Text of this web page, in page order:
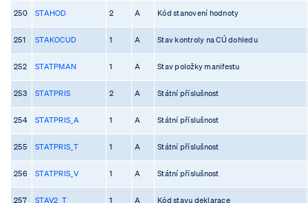
250 STAHOD 2 A Kód stanovení hodnoty
251 STAKOCUD 1 A Stav kontroly na CÚ dohledu
252 STATPMAN 1 A Stav položky manifestu
253 STATPRIS 2 A Státní příslušnost
254 STATPRIS_A 1 A Státní příslušnost
255 STATPRIS_T 1 A Státní příslušnost
256 STATPRIS_V 1 A Státní příslušnost
257 STAV2_T 1 A Kód stavu deklarace